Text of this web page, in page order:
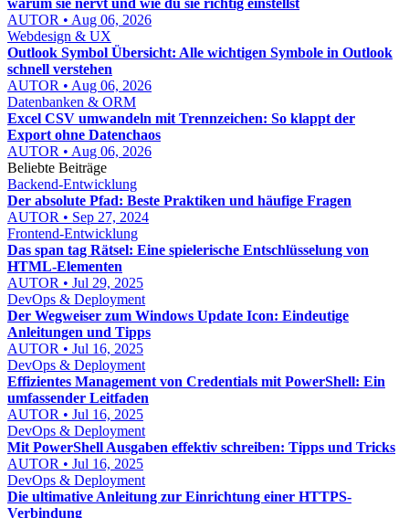
warum sie nervt und wie du sie richtig einstellst
AUTOR • Aug 06, 2026
Webdesign & UX
Outlook Symbol Übersicht: Alle wichtigen Symbole in Outlook
schnell verstehen
AUTOR • Aug 06, 2026
Datenbanken & ORM
Excel CSV umwandeln mit Trennzeichen: So klappt der
Export ohne Datenchaos
AUTOR • Aug 06, 2026
Beliebte Beiträge
Backend-Entwicklung
Der absolute Pfad: Beste Praktiken und häufige Fragen
AUTOR • Sep 27, 2024
Frontend-Entwicklung
Das span tag Rätsel: Eine spielerische Entschlüsselung von
HTML-Elementen
AUTOR • Jul 29, 2025
DevOps & Deployment
Der Wegweiser zum Windows Update Icon: Eindeutige
Anleitungen und Tipps
AUTOR • Jul 16, 2025
DevOps & Deployment
Effizientes Management von Credentials mit PowerShell: Ein
umfassender Leitfaden
AUTOR • Jul 16, 2025
DevOps & Deployment
Mit PowerShell Ausgaben effektiv schreiben: Tipps und Tricks
AUTOR • Jul 16, 2025
DevOps & Deployment
Die ultimative Anleitung zur Einrichtung einer HTTPS-
Verbindung